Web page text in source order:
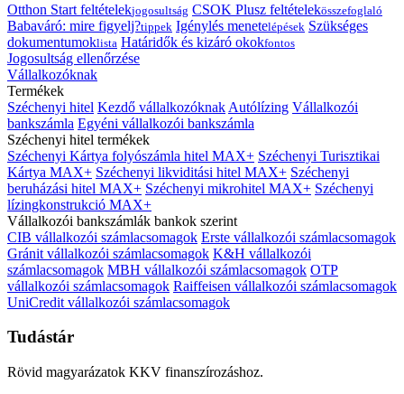
Otthon Start feltételekjogosultság CSOK Plusz feltételekösszefoglaló
Babaváró: mire figyelj?tippek Igénylés menetelépések Szükséges
dokumentumoklista Határidők és kizáró okokfontos
Jogosultság ellenőrzése
Vállalkozóknak
Termékek
Széchenyi hitel Kezdő vállalkozóknak Autólízing Vállalkozói
bankszámla Egyéni vállalkozói bankszámla
Széchenyi hitel termékek
Széchenyi Kártya folyószámla hitel MAX+ Széchenyi Turisztikai
Kártya MAX+ Széchenyi likviditási hitel MAX+ Széchenyi
beruházási hitel MAX+ Széchenyi mikrohitel MAX+ Széchenyi
lízingkonstrukció MAX+
Vállalkozói bankszámlák bankok szerint
CIB vállalkozói számlacsomagok Erste vállalkozói számlacsomagok
Gránit vállalkozói számlacsomagok K&H vállalkozói
számlacsomagok MBH vállalkozói számlacsomagok OTP
vállalkozói számlacsomagok Raiffeisen vállalkozói számlacsomagok
UniCredit vállalkozói számlacsomagok
Tudástár
Rövid magyarázatok KKV finanszírozáshoz.